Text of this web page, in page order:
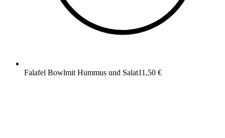
Falafel Bowlmit Hummus und Salat11,50 €